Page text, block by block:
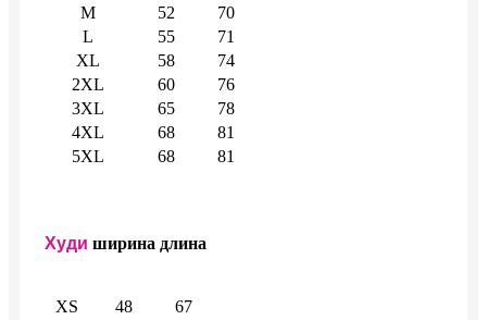
M
52
70
L
55
71
XL
58
74
2XL
60
76
3XL
65
78
4XL
68
81
5XL
68 81
Худи ширина длина
XS 48
67